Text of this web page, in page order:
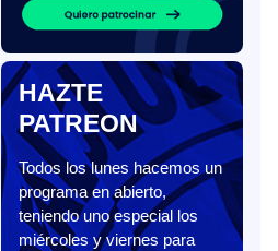
HAZTE
PATREON
Todos los lunes hacemos un
programa en abierto,
teniendo uno especial los
miércoles y viernes para